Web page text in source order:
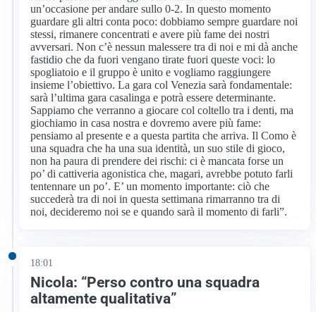
un’occasione per andare sullo 0-2. In questo momento
guardare gli altri conta poco: dobbiamo sempre guardare noi
stessi, rimanere concentrati e avere più fame dei nostri
avversari. Non c’è nessun malessere tra di noi e mi dà anche
fastidio che da fuori vengano tirate fuori queste voci: lo
spogliatoio e il gruppo è unito e vogliamo raggiungere
insieme l’obiettivo. La gara col Venezia sarà fondamentale:
sarà l’ultima gara casalinga e potrà essere determinante.
Sappiamo che verranno a giocare col coltello tra i denti, ma
giochiamo in casa nostra e dovremo avere più fame:
pensiamo al presente e a questa partita che arriva. Il Como è
una squadra che ha una sua identità, un suo stile di gioco,
non ha paura di prendere dei rischi: ci è mancata forse un
po’ di cattiveria agonistica che, magari, avrebbe potuto farli
tentennare un po’. E’ un momento importante: ciò che
succederà tra di noi in questa settimana rimarranno tra di
noi, decideremo noi se e quando sarà il momento di farli”.
18:01
Nicola: “Perso contro una squadra
altamente qualitativa”